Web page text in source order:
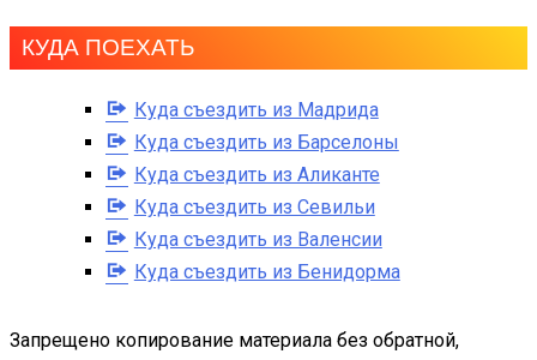
КУДА ПОЕХАТЬ
Куда съездить из Мадрида
Куда съездить из Барселоны
Куда съездить из Аликанте
Куда съездить из Севильи
Куда съездить из Валенсии
Куда съездить из Бенидорма
Запрещено копирование материала без обратной,